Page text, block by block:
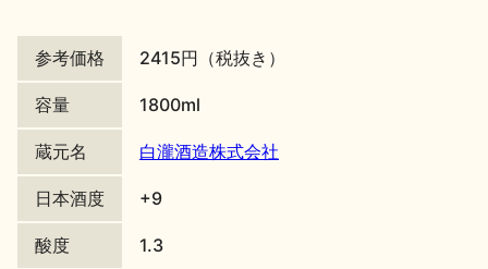
地酒川柳
参考価格 2415円（税抜き）
容量 1800ml
蔵元名 白瀧酒造株式会社
日本酒度 +9
酸度 1.3